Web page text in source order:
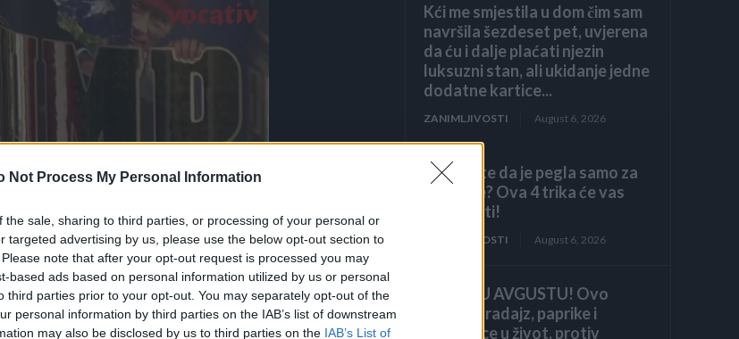
Not Process My Personal Information
the sale, sharing to third parties, or processing of your personal or
targeted advertising by us, please use the below opt-out section to
note that after your opt-out request is processed you may
based ads based on personal information utilized by us or personal
third parties prior to your opt-out. You may separately opt-out of the
personal information by third parties on the IAB’s list of downstream
may also be disclosed by us to third parties on the IAB’s List of
Kći me smjestila u dom čim sam
navršila šezdeset pet, uvjerena
da ću i dalje plaćati njezin
luksuzni stan, ali ukidanje jedne
dodatne kartice...
ZANIMLJIVOSTI August 6, 2026
Mislite da je pegla samo za
peglanje? Ova 4 trika će vas
iznenaditi!
ZANIMLJIVOSTI August 6, 2026
HITNO U AVGUSTU! Ovo
vraća paradajz, paprike i
krastavce u život, protiv